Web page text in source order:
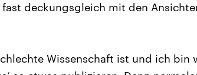
deckungsgleich mit den
Wissenschaft ist und ich